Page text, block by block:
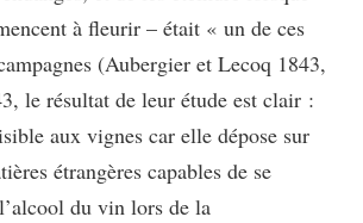
à fleurir – était « un de ces
(Aubergier et Lecoq 1843,
le résultat de leur étude est clair :
aux vignes car elle dépose sur
étrangères capables de se
du vin lors de la